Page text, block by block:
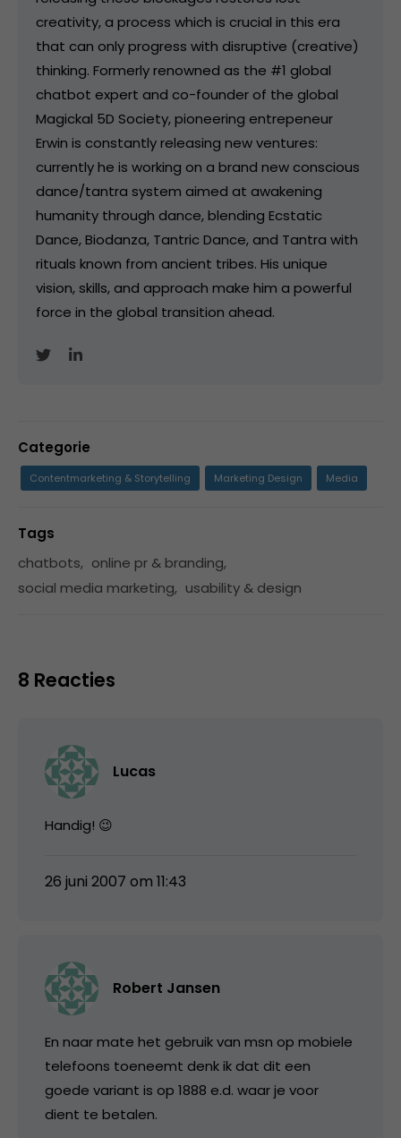
creativity, a process which is crucial in this era
that can only progress with disruptive (creative)
thinking. Formerly renowned as the #1 global
chatbot expert and co-founder of the global
Magickal 5D Society, pioneering entrepeneur
Erwin is constantly releasing new ventures:
currently he is working on a brand new conscious
dance/tantra system aimed at awakening
humanity through dance, blending Ecstatic
Dance, Biodanza, Tantric Dance, and Tantra with
rituals known from ancient tribes. His unique
vision, skills, and approach make him a powerful
force in the global transition ahead.
Categorie
Contentmarketing & Storytelling Marketing Design Media
Tags
chatbots, online pr & branding,
social media marketing, usability & design
8 Reacties
Lucas
Handig! 😉
26 juni 2007 om 11:43
Robert Jansen
En naar mate het gebruik van msn op mobiele
telefoons toeneemt denk ik dat dit een
goede variant is op 1888 e.d. waar je voor
dient te betalen.